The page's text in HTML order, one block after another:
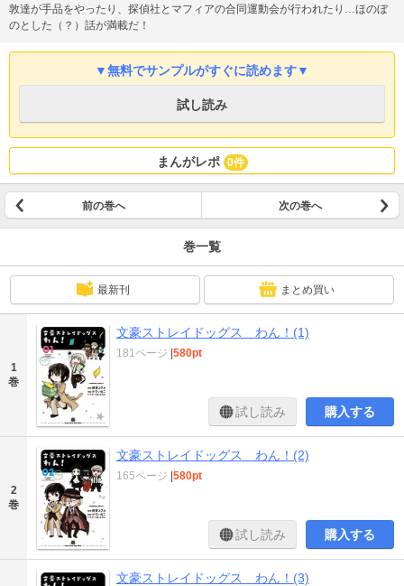
敦達が手品をやったり、探偵社とマフィアの合同運動会が行われたり…ほのぼ
のとした（？）話が満載だ！
▼無料でサンプルがすぐに読めます▼
試し読み
まんがレポ 0件
前の巻へ 次の巻へ
巻一覧
最新刊 まとめ買い
1
巻
文豪ストレイドッグス わん！(1)
181ページ |580pt
試し読み 購入する
2
巻
文豪ストレイドッグス わん！(2)
165ページ |580pt
試し読み 購入する
文豪ストレイドッグス わん！(3)